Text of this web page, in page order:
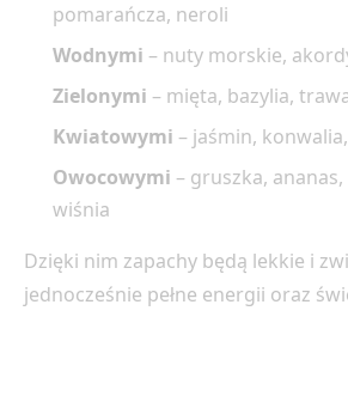
pomarańcza, neroli
Wodnymi – nuty morskie,
Zielonymi – mięta, bazylia,
Kwiatowymi – jaśmin,
Owocowymi – gruszka,
wiśnia
Dzięki nim zapachy będą lekkie i
jednocześnie pełne energii oraz